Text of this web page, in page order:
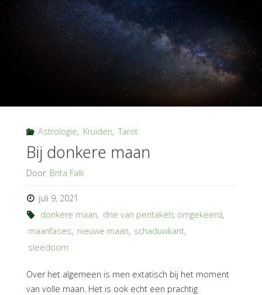
Astrologie, Kruiden, Tarot
Bij donkere maan
Door Brita Falk
juli 9, 2021
donkere maan, drie van pentakels omgekeerd,
maanfases, nieuwe maan, schaduwkant,
sleedoorn
Over het algemeen is men extatisch bij het moment
van volle maan. Het is ook echt een prachtig